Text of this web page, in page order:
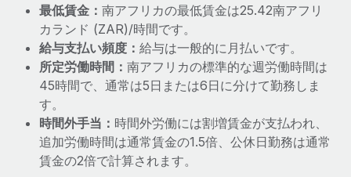
法令順守した法人をスピーディに設立
移住・転勤
従業員の異動をスムーズに
福利厚生
従業員の福利厚生を簡単に管理
税務
ブログを読む
ブログ
Remoteの製品アップデート：GustoとXeroの統合お
よびContractor Management Plus（契約社員管理
最低賃金： 南アフリカの最低賃金は25.42南アフリ
カランド (ZAR)/時間です。
給与支払い頻度： 給与は一般的に月払いです。
所定労働時間： 南アフリカの標準的な週労働時間は
45時間で、通常は5日または6日に分けて勤務しま
す。
時間外手当： 時間外労働には割増賃金が支払われ、
追加労働時間は通常賃金の1.5倍、公休日勤務は通常
賃金の2倍で計算されます。